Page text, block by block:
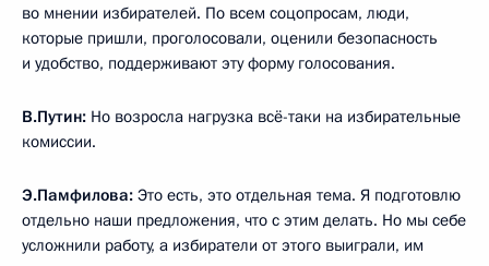
во мнении избирателей. По всем соцопросам, люди,
которые пришли, проголосовали, оценили безопасность
и удобство, поддерживают эту форму голосования.
В.Путин: Но возросла нагрузка всё-таки на избирательные
комиссии.
Э.Памфилова: Это есть, это отдельная тема. Я подготовлю
отдельно наши предложения, что с этим делать. Но мы себе
усложнили работу, а избиратели от этого выиграли, им